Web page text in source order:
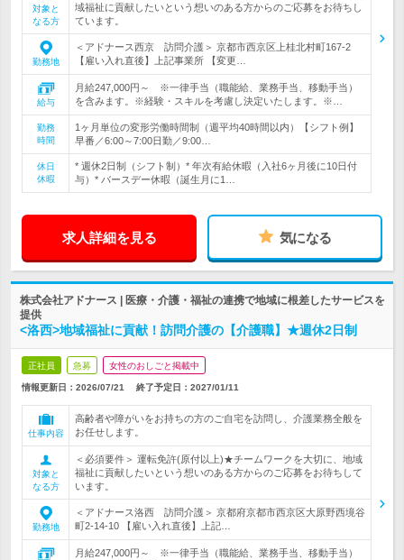
対象と
なる方
域福祉に貢献したいという想いのある方からのご応募をお待ちし
ています。
勤務地
＜アドナース西京 訪問介護＞ 京都市西京区上桂北村町167-2
【雇い入れ直後】上記事業所 【変更…
給与
月給247,000円～ ※一律手当（職能給、業務手当、移動手当）
を含みます。※経験・スキルを考慮し決定いたします。※…
勤務
時間
1ヶ月単位の変形労働時間制（週平均40時間以内）【シフト例】
早番／6:00～7:00日勤／9:00…
休日
休暇
* 週休2日制（シフト制）* 年次有給休暇（入社6ヶ月後に10日付
与）* バースデー休暇（誕生月に1…
求人詳細を見る 気になる
株式会社アドナース | 医療・介護・福祉の連携で地域に根差したサービスを
提供
<洛西>地域福祉に貢献！訪問介護の【介護職】★週休2日制
正社員 急募 女性のおしごと掲載中
情報更新日：2026/07/21 終了予定日： 2027/01/11
仕事内容
高齢者や障がいをお持ちの方のご自宅を訪問し、介護業務全般を
お任せします。
対象と
なる方
＜必須要件＞ 運転免許(原付以上)★チームワークを大切に、地域
福祉に貢献したいという想いのある方からのご応募をお待ちして
います。
勤務地
＜アドナース洛西 訪問介護＞ 京都府京都市西京区大原野西境谷
町2-14-10 【雇い入れ直後】上記…
月給247,000円～ ※一律手当（職能給、業務手当、移動手当）